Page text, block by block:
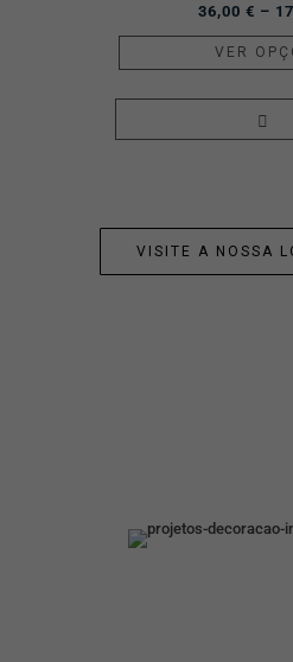
36,00€ –
VER
VISITE A NOSSA